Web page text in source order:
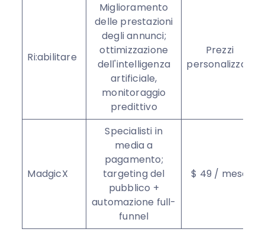
Ri:abilitare
Miglioramento
delle prestazioni
degli annunci;
ottimizzazione
dell'intelligenza
artificiale,
monitoraggio
predittivo
Prezzi
personalizzati
MadgicX
Specialisti in
media a
pagamento;
targeting del
pubblico +
automazione full-
funnel
$ 49 / mese